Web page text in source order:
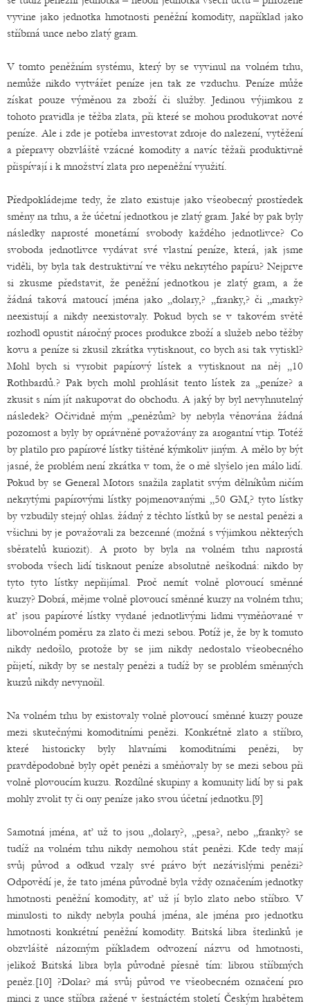
vyvine jako jednotka hmotnosti peněžní komodity, například jako
stříbrná unce nebo zlatý gram.
V tomto peněžním systému, který by se vyvinul na volném trhu,
nemůže nikdo vytvářet peníze jen tak ze vzduchu. Peníze může
získat pouze výměnou za zboží či služby. Jedinou výjimkou z
tohoto pravidla je těžba zlata, při které se mohou produkovat nové
peníze. Ale i zde je potřeba investovat zdroje do nalezení, vytěžení
a přepravy obzvláště vzácné komodity a navíc těžaři produktivně
přispívají i k množství zlata pro nepeněžní využití.
Předpokládejme tedy, že zlato existuje jako všeobecný prostředek
směny na trhu, a že účetní jednotkou je zlatý gram. Jaké by pak byly
následky naprosté monetární svobody každého jednotlivce? Co
svoboda jednotlivce vydávat své vlastní peníze, která, jak jsme
viděli, by byla tak destruktivní ve věku nekrytého papíru? Nejprve
si zkusme představit, že peněžní jednotkou je zlatý gram, a že
žádná taková matoucí jména jako „dolary,? „franky,? či „marky?
neexistují a nikdy neexistovaly. Pokud bych se v takovém světě
rozhodl opustit náročný proces produkce zboží a služeb nebo těžby
kovu a peníze si zkusil zkrátka vytisknout, co bych asi tak vytiskl?
Mohl bych si vyrobit papírový lístek a vytisknout na něj „10
Rothbardů.? Pak bych mohl prohlásit tento lístek za „peníze? a
zkusit s ním jít nakupovat do obchodu. A jaký by byl nevyhnutelný
následek? Očividně mým „penězům? by nebyla věnována žádná
pozornost a byly by oprávněně považovány za arogantní vtip. Totéž
by platilo pro papírové lístky tištěné kýmkoliv jiným. A mělo by být
jasné, že problém není zkrátka v tom, že o mě slyšelo jen málo lidí.
Pokud by se General Motors snažila zaplatit svým dělníkům ničím
nekrytými papírovými lístky pojmenovanými „50 GM,? tyto lístky
by vzbudily stejný ohlas. žádný z těchto lístků by se nestal penězi a
všichni by je považovali za bezcenné (možná s výjimkou některých
sběratelů kuriozit). A proto by byla na volném trhu naprostá
svoboda všech lidí tisknout peníze absolutně neškodná: nikdo by
tyto tyto lístky nepřijímal. Proč nemít volně plovoucí směnné
kurzy? Dobrá, mějme volně plovoucí směnné kurzy na volném trhu;
ať jsou papírové lístky vydané jednotlivými lidmi vyměňované v
libovolném poměru za zlato či mezi sebou. Potíž je, že by k tomuto
nikdy nedošlo, protože by se jim nikdy nedostalo všeobecného
přijetí, nikdy by se nestaly penězi a tudíž by se problém směnných
kurzů nikdy nevynořil.
Na volném trhu by existovaly volně plovoucí směnné kurzy pouze
mezi skutečnými komoditními penězi. Konkrétně zlato a stříbro,
které historicky byly hlavními komoditními penězi, by
pravděpodobně byly opět penězi a směňovaly by se mezi sebou při
volně plovoucím kurzu. Rozdílné skupiny a komunity lidí by si pak
mohly zvolit ty či ony peníze jako svou účetní jednotku.[9]
Samotná jména, ať už to jsou „dolary?, „pesa?, nebo „franky? se
tudíž na volném trhu nikdy nemohou stát penězi. Kde tedy mají
svůj původ a odkud vzaly své právo být nezávislými penězi?
Odpovědí je, že tato jména původně byla vždy označením jednotky
hmotnosti peněžní komodity, ať už jí bylo zlato nebo stříbro. V
minulosti to nikdy nebyla pouhá jména, ale jména pro jednotku
hmotnosti konkrétní peněžní komodity. Britská libra šterlinků je
obzvláště názorným příkladem odvození názvu od hmotnosti,
jelikož Britská libra byla původně přesně tím: librou stříbrných
peněz.[10] ?Dolar? má svůj původ ve všeobecném označení pro
minci z unce stříbra ražené v šestnáctém století Českým hrabětem